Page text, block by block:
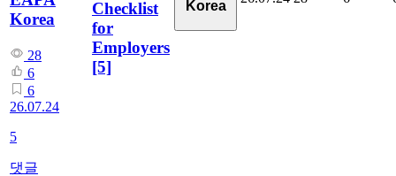
Korea
28
6
6
26.07.24
5
댓글
Checklist
for
Employers
[5]
Korea